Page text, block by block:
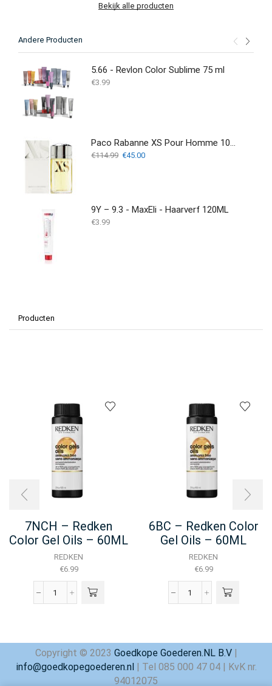
Bekijk alle producten
Andere Producten
5.66 - Revlon Color Sublime 75 ml
€3.99
Paco Rabanne XS Pour Homme 100 ml
€114.99 Oorspronkelijke
€45.00Huidige
9Y – 9.3 - MaxEli - Haarverf 120ML
€3.99
Producten
7NCH – Redken
Color Gel Oils – 60ML
REDKEN
€6.99
7NCH
Gel
Oils
-
6BC – Redken Color
Gel Oils – 60ML
REDKEN
€6.99
6BC
Gel
Oils
–
Copyright © 2023 Goedkope Goederen.NL B.V|
info@goedkopegoederen.nl
| Tel 085 000 47 04 | KvK nr.
94012075